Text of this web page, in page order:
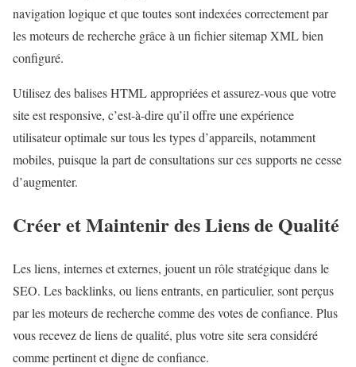
navigation logique et que toutes sont indexées correctement par
les moteurs de recherche grâce à un fichier sitemap XML bien
configuré.
Utilisez des balises HTML appropriées et assurez-vous que votre
site est responsive, c’est-à-dire qu’il offre une expérience
utilisateur optimale sur tous les types d’appareils, notamment
mobiles, puisque la part de consultations sur ces supports ne cesse
d’augmenter.
Créer et Maintenir des Liens de Qualité
Les liens, internes et externes, jouent un rôle stratégique dans le
SEO. Les backlinks, ou liens entrants, en particulier, sont perçus
par les moteurs de recherche comme des votes de confiance. Plus
vous recevez de liens de qualité, plus votre site sera considéré
comme pertinent et digne de confiance.